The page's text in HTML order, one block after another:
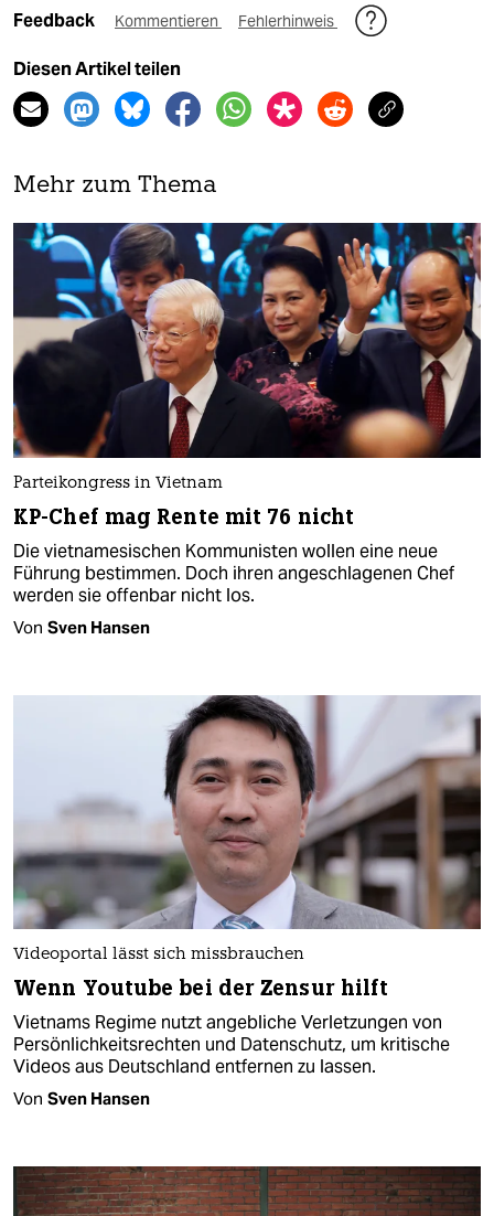
Feedback Kommentieren Fehlerhinweis
Diesen Artikel teilen
Mehr zum Thema
Parteikongress in Vietnam
KP-Chef mag Rente mit 76 nicht
Die vietnamesischen Kommunisten wollen eine neue
Führung bestimmen. Doch ihren angeschlagenen Chef
werden sie offenbar nicht los.
Von Sven Hansen
Videoportal lässt sich missbrauchen
Wenn Youtube bei der Zensur hilft
Vietnams Regime nutzt angebliche Verletzungen von
Persönlichkeitsrechten und Datenschutz, um kritische
Videos aus Deutschland entfernen zu lassen.
Von Sven Hansen